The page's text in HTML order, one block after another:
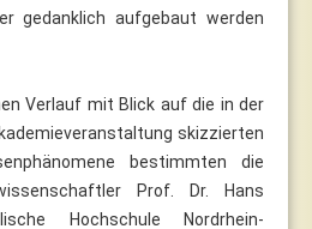
gedanklich aufgebaut werden
Verlauf mit Blick auf die in der
skizzierten
bestimmten die
Prof. Dr. Hans
Hochschule Nordrhein-